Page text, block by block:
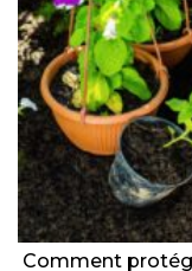
Comment